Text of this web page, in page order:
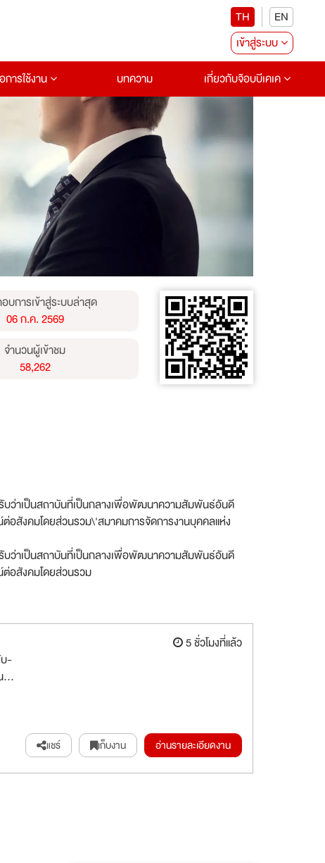
TH
EN
เข้าสู่ระบบ
ารใช้งาน บทความ เกี่ยวกับจ๊อบบีเคเค
บการเข้าสู่ระบบล่าสุด
06 ก.ค. 2569
จำนวนผู้เข้าชม
58,262
บว่าเป็นสถาบันที่เป็นกลางเพื่อพัฒนาความสัมพันธ์อันดี
ต่อสังคมโดยส่วนรวม\'สมาคมการจัดการงานบุคคลแห่ง
บว่าเป็นสถาบันที่เป็นกลางเพื่อพัฒนาความสัมพันธ์อันดี
ต่อสังคมโดยส่วนรวม
-
...
5 ชั่วโมงที่แล้ว
แชร์ เก็บงาน อ่านรายละเอียดงาน